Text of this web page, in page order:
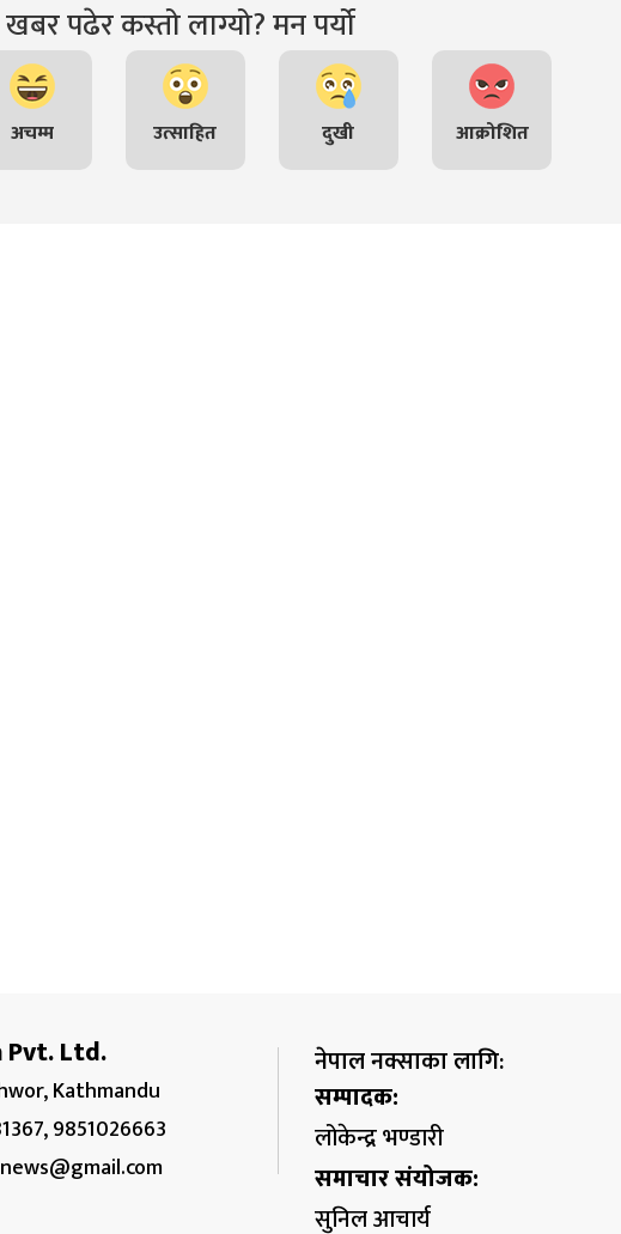
पढेर कस्तो लाग्यो? मन पर्यो
अचम्म उत्साहित दुखी आक्रोशित
Ltd.
Kathmandu
9851026663
नेपाल नक्साका लागि:
सम्पादक:
लोकेन्द्र भण्डारी
समाचार संयोजक:
सुनिल आचार्य